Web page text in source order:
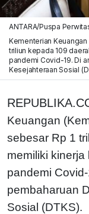
ANTARA/Puspa
Kementerian
triliun kepada 109
pandemi Covid-19. Di
Kesejahteraan Sosial
Keuangan
sebesar Rp 1
memiliki
pandemi
pembaharuan
Sosial (DTKS).